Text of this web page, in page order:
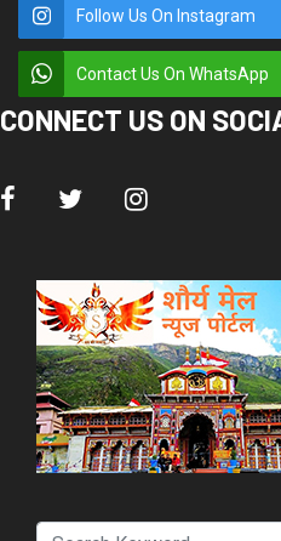
Follow Us On Instagram
Contact Us On WhatsApp
CONNECT US ON